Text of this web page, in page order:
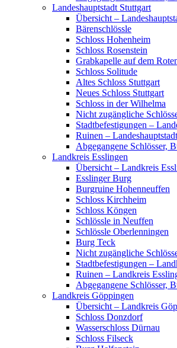
Landeshauptstadt Stuttgart
Übersicht –
Bärenschlössle
Schloss Hohenheim
Schloss Rosenstein
Grabkapelle auf dem
Schloss Solitude
Altes Schloss Stuttgart
Neues Schloss Stuttgart
Schloss in der Wilhelma
Nicht zugängliche
Stadtbefestigungen –
Ruinen –
Abgegangene Schlösser,
Landkreis Esslingen
Übersicht – Landkreis
Esslinger Burg
Burgruine Hohenneuffen
Schloss Kirchheim
Schloss Köngen
Schlössle in Neuffen
Schlössle Oberlenningen
Burg Teck
Nicht zugängliche
Stadtbefestigungen –
Ruinen – Landkreis
Abgegangene Schlösser,
Landkreis Göppingen
Übersicht – Landkreis
Schloss Donzdorf
Wasserschloss Dürnau
Schloss Filseck